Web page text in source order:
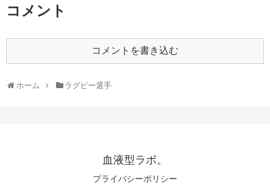
コメント
コメントを書き込む
ホーム ラグビー選手
血液型ラボ。
プライバシーポリシー